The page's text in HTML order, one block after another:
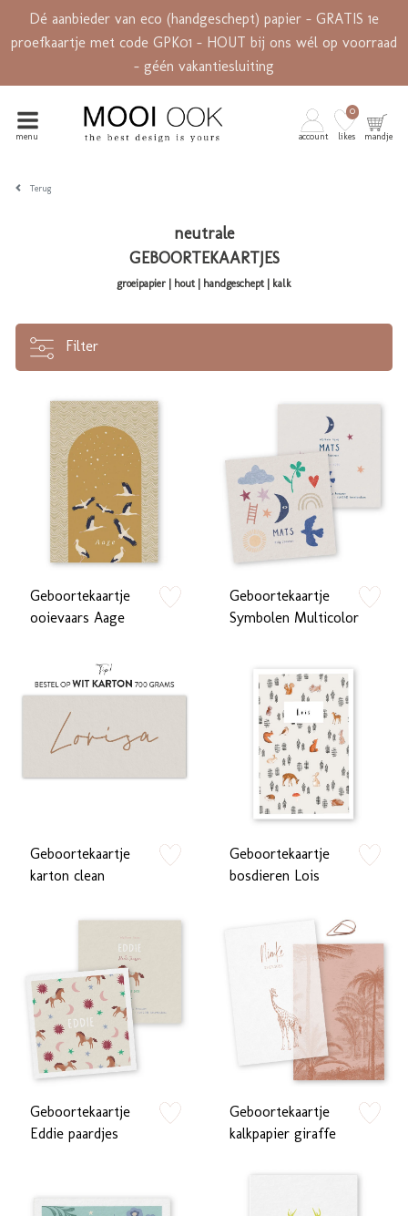
Dé aanbieder van eco (handgeschept) papier - GRATIS 1e
proefkaartje met code GPK01 - HOUT bij ons wél op voorraad
- géén vakantiesluiting
menu account likes
0
mandje
Terug
neutrale
GEBOORTEKAARTJES
groeipapier | hout | handgeschept | kalk
Filter
Geboortekaartje
ooievaars Aage
zet op verlanglijstje
Geboortekaartje
Symbolen Multicolor
Geboortekaartje
karton clean
zet op verlanglijstje
Geboortekaartje
bosdieren Lois
Geboortekaartje
Eddie paardjes
zet op verlanglijstje
Geboortekaartje
kalkpapier giraffe